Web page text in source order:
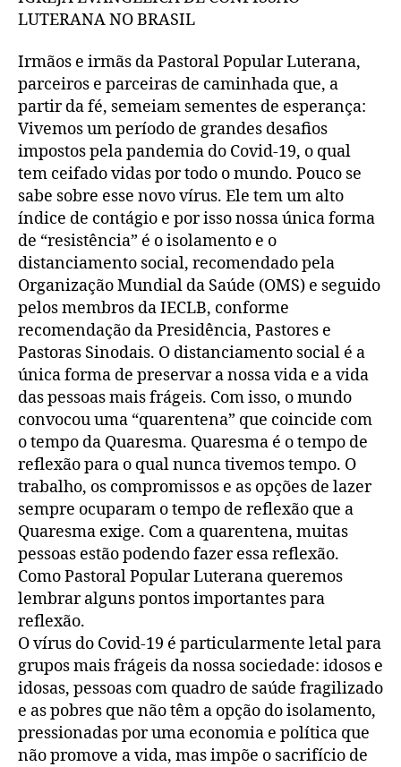
LUTERANA NO BRASIL
Irmãos e irmãs da Pastoral Popular Luterana,
parceiros e parceiras de caminhada que, a
partir da fé, semeiam sementes de esperança:
Vivemos um período de grandes desafios
impostos pela pandemia do Covid-19, o qual
tem ceifado vidas por todo o mundo. Pouco se
sabe sobre esse novo vírus. Ele tem um alto
índice de contágio e por isso nossa única forma
de “resistência” é o isolamento e o
distanciamento social, recomendado pela
Organização Mundial da Saúde (OMS) e seguido
pelos membros da IECLB, conforme
recomendação da Presidência, Pastores e
Pastoras Sinodais. O distanciamento social é a
única forma de preservar a nossa vida e a vida
das pessoas mais frágeis. Com isso, o mundo
convocou uma “quarentena” que coincide com
o tempo da Quaresma. Quaresma é o tempo de
reflexão para o qual nunca tivemos tempo. O
trabalho, os compromissos e as opções de lazer
sempre ocuparam o tempo de reflexão que a
Quaresma exige. Com a quarentena, muitas
pessoas estão podendo fazer essa reflexão.
Como Pastoral Popular Luterana queremos
lembrar alguns pontos importantes para
reflexão.
O vírus do Covid-19 é particularmente letal para
grupos mais frágeis da nossa sociedade: idosos e
idosas, pessoas com quadro de saúde fragilizado
e as pobres que não têm a opção do isolamento,
pressionadas por uma economia e política que
não promove a vida, mas impõe o sacrifício de